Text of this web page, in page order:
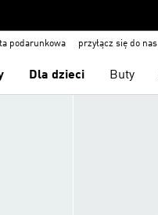
podarunkowa przyłącz się do nas
Dla dzieci Buty